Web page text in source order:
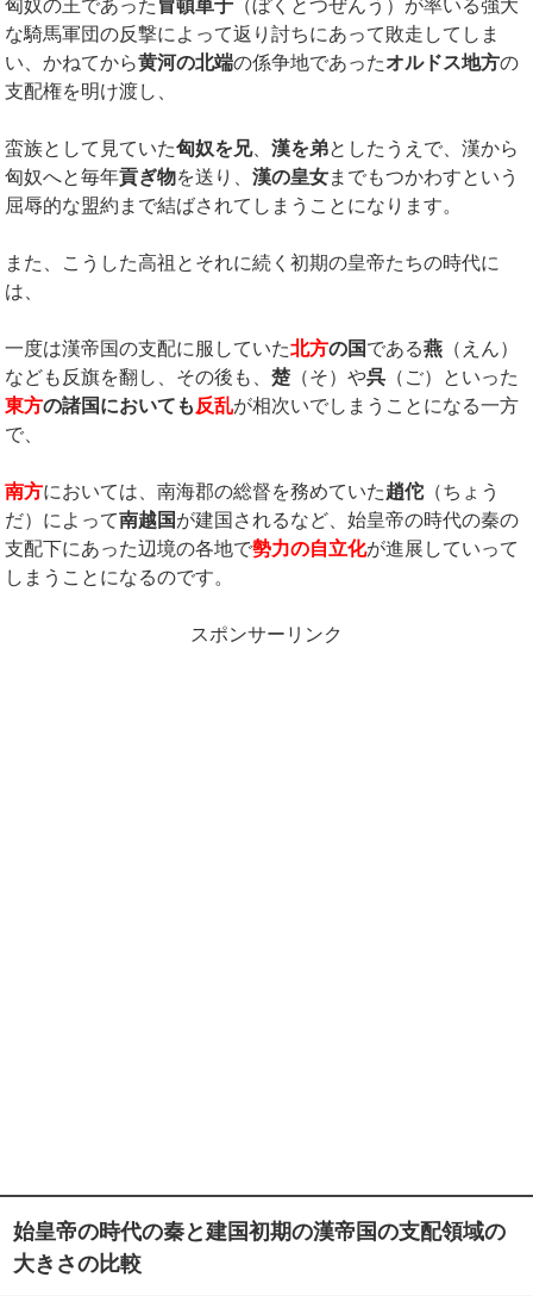
匈奴の王であった 冒頓単于 （ぼくとつぜんう）が率いる強大
な騎馬軍団の反撃によって返り討ちにあって敗走してしま
い、かねてから黄河の北端の係争地であったオルドス地方の
支配権を明け渡し、
蛮族として見ていた匈奴を兄、漢を弟としたうえで、漢から
匈奴へと毎年貢ぎ物を送り、漢の皇女までもつかわすという
屈辱的な盟約まで結ばされてしまうことになります。
また、こうした高祖とそれに続く初期の皇帝たちの時代に
は、
一度は漢帝国の支配に服していた北方の国である燕 （えん）
なども反旗を翻し、その後も、楚 （そ）や呉 （ご）といった
東方の諸国においても 反乱が相次いでしまうことになる一方
で、
南方においては、南海郡の総督を務めていた趙佗（ちょう
だ）によって南越国が建国されるなど、始皇帝の時代の秦の
支配下にあった辺境の各地で勢力の自立化が進展していって
しまうことになるのです。
スポンサーリンク
始皇帝の時代の秦と建国初期の漢帝国の支配領域の
大きさの比較